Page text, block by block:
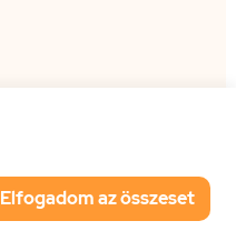
Elfogadom az összeset